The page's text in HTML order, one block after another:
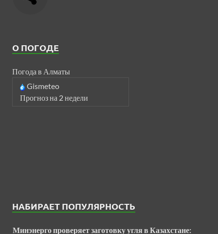
О ПОГОДЕ
Погода в Алматы
Gismeteo
Прогноз на 2 недели
НАБИРАЕТ ПОПУЛЯРНОСТЬ
Минэнерго проверяет заготовку угля в Казахстане: